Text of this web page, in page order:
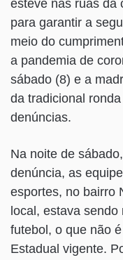
esteve nas ruas da
para garantir a
meio do
a pandemia de
sábado (8) e a
da tradicional
denúncias.
Na noite de
denúncia, as
esportes, no bairro
local, estava
futebol, o que não
Estadual vigente.